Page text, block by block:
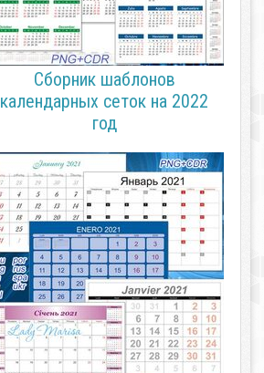
Сборник шаблонов
календарных сеток на 2022
год